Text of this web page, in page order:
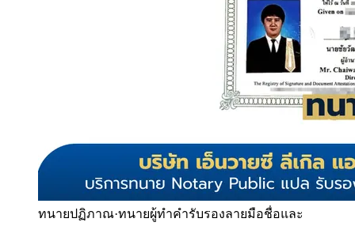
ทนายปฏิภาณ·ทนายผู้ทำคำรับรองลายมือชื่อและ